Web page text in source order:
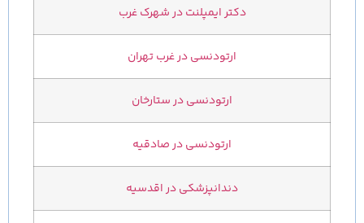
دکتر ایمپلنت در شهرک غرب
ارتودنسی در غرب تهران
ارتودنسی در ستارخان
ارتودنسی در صادقیه
دندانپزشکی در اقدسیه